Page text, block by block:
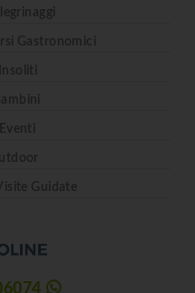
Gastronomici
Guidate